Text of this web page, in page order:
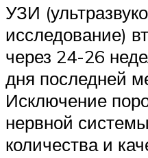
УЗИ
исследование)
через 24-26
дня последней
Исключение
нервной
количества и